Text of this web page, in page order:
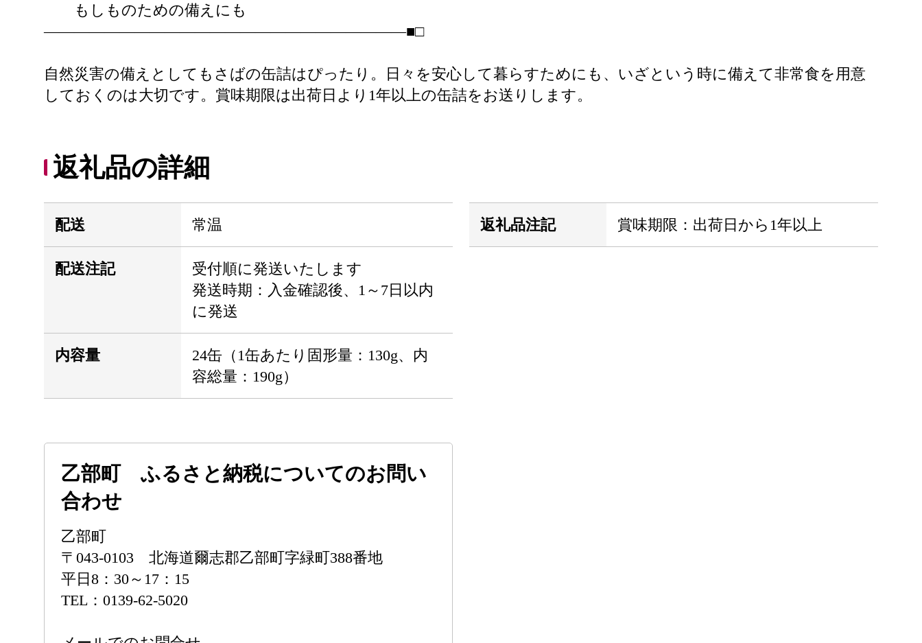
もしものための備えにも
――――――――――――――――――――――――■□
自然災害の備えとしてもさばの缶詰はぴったり。日々を安心して暮らすためにも、いざという時に備えて非常食を用意
しておくのは大切です。賞味期限は出荷日より1年以上の缶詰をお送りします。
返礼品の詳細
配送 常温
配送注記
受付順に発送いたします
発送時期：入金確認後、1～7日以内
に発送
内容量
24缶（1缶あたり固形量：130g、内
容総量：190g）
返礼品注記 賞味期限：出荷日から1年以上
乙部町 ふるさと納税についてのお問い
合わせ
乙部町
〒043-0103 北海道爾志郡乙部町字緑町388番地
平日8：30～17：15
TEL：0139-62-5020